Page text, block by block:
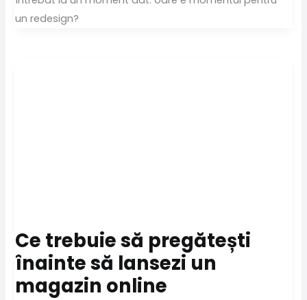
un redesign?
Ce trebuie să pregătești
înainte să lansezi un
magazin online